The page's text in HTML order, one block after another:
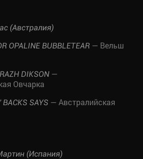
(Австралия)
OPALINE BUBBLETEAR — Вельш
DIKSON —
Овчарка
BACKS SAYS — Австралийская
(Испания)